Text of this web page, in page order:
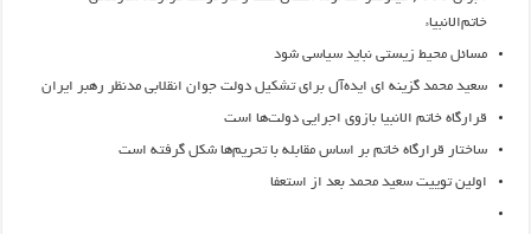
خاتم‌‌الانبیاء
مسائل محیط زیستی نباید سیاسی شود
سعید محمد گزینه ای ایده‌آل برای تشکیل دولت جوان انقلابی مدنظر رهبر ایران
قرارگاه خاتم الانبیا بازوی اجرایی دولت‌ها است
ساختار قرارگاه خاتم بر اساس مقابله با تحریم‌ها شکل گرفته است
اولین توییت سعید محمد بعد از استعفا